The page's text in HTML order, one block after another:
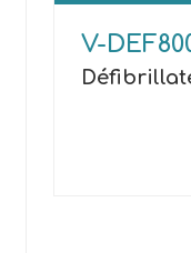
V-